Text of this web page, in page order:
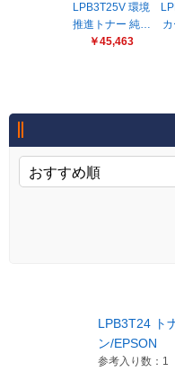
メーカーカタロ
ログアウト
販売価格(税抜き)で絞る
LPB3T25V 環境
推進トナー 純…
￥45,463
LPB3T24 ト
ン/EPSON
参考入り数：1